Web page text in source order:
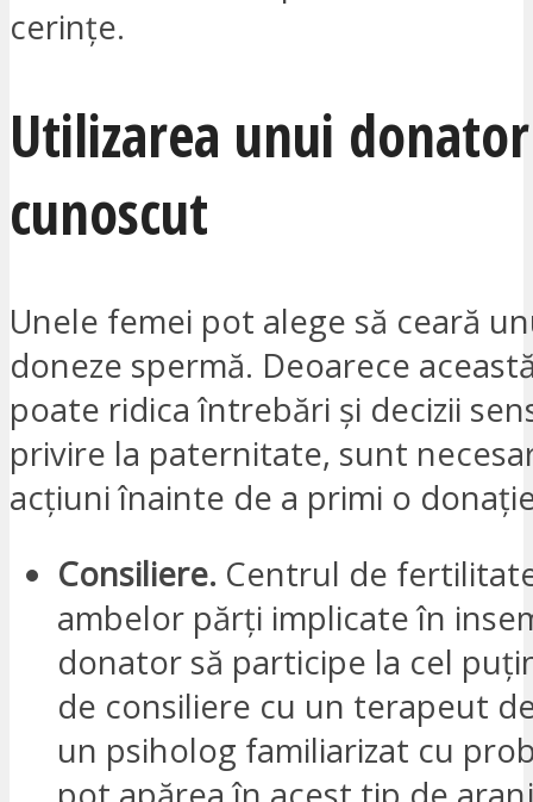
cerințe.
Utilizarea unui donator
cunoscut
Unele femei pot alege să ceară
doneze spermă. Deoarece
poate ridica întrebări și decizii
privire la paternitate, sunt
acțiuni înainte de a primi o
Consiliere. Centrul de
ambelor părți implicate în
donator să participe la cel
de consiliere cu un terapeut
un psiholog familiarizat cu